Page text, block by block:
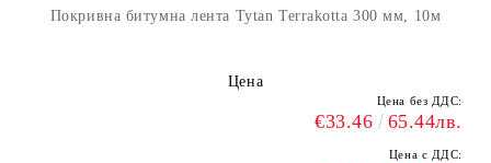
Покривна битумна лента Tytan Terrakotta 300 мм, 10м
Цена
Цена без ДДС:
€33.46 65.44лв.
Цена с ДДС: